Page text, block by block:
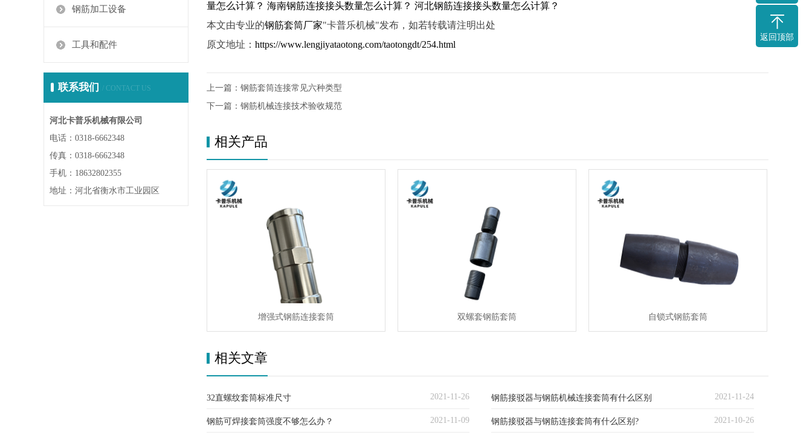
钢筋加工设备
工具和配件
联系我们 / CONTACT US
河北卡普乐机械有限公司
电话：0318-6662348
传真：0318-6662348
手机：18632802355
地址：河北省衡水市工业园区
量怎么计算？ 海南钢筋连接接头数量怎么计算？ 河北钢筋连接接头数量怎么计算？
本文由专业的钢筋套筒厂家"卡普乐机械"发布，如若转载请注明出处
原文地址： https://www.lengjiyataotong.com/taotongdt/254.html
上一篇： 钢筋套筒连接常见六种类型
下一篇： 钢筋机械连接技术验收规范
相关产品
增强式钢筋连接套筒 双螺套钢筋套筒 自锁式钢筋套筒
相关文章
2021-11-26
32直螺纹套筒标准尺寸 2021-11-24
钢筋接驳器与钢筋机械连接套筒有什么区别
2021-11-09
钢筋可焊接套筒强度不够怎么办？ 2021-10-26
钢筋接驳器与钢筋连接套筒有什么区别?
返回顶部